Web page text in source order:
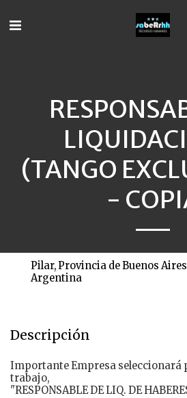
(TANGO
-
Pilar, Provincia de Buenos
Argentina
Descripción
Importante Empresa seleccionará
trabajo,
"RESPONSABLE DE LIQ. DE